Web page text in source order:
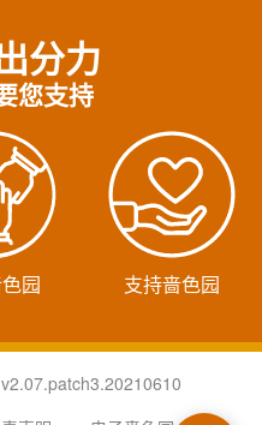
分力
您支持
园 支持啬色园